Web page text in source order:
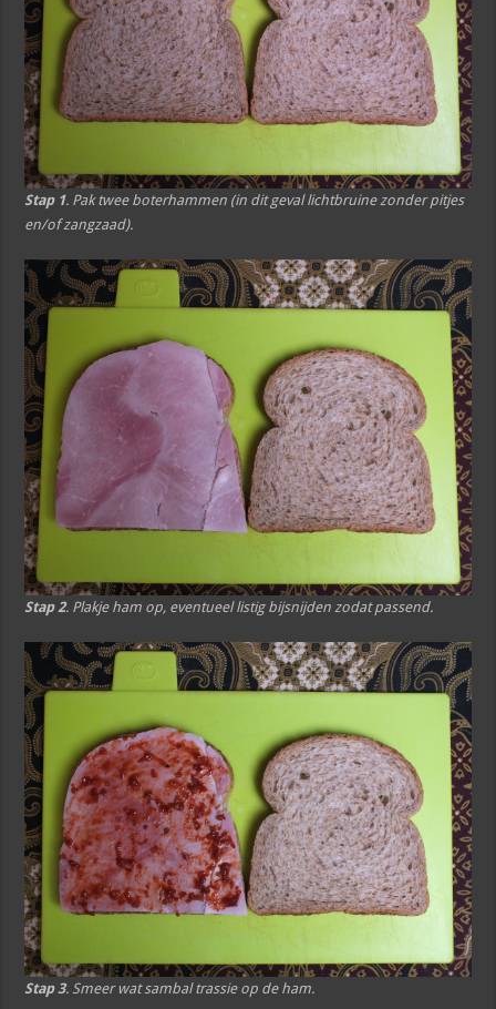
Stap 1. Pak twee boterhammen (in dit geval lichtbruine zonder pitjes
en/of zangzaad).
Stap 2. Plakje ham op, eventueel listig bijsnijden zodat passend.
Stap 3. Smeer wat sambal trassie op de ham.